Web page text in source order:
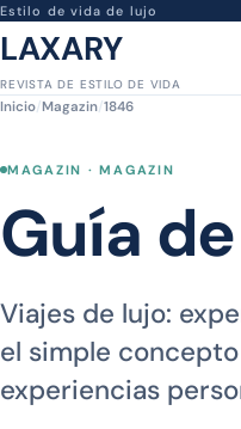
Estilo de vida de lujo
LAXARY
REVISTA DE ESTILO DE VIDA
Inicio/Magazin/1846
MAGAZIN · MAGAZIN
Guía
Viajes de lujo:
el simple
experiencias